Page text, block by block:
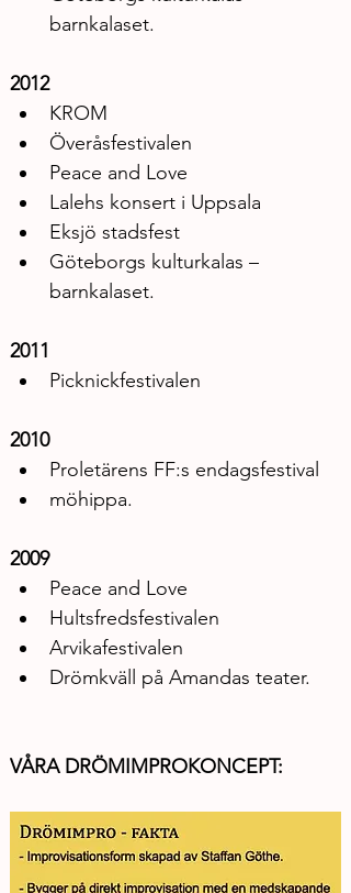
barnkalaset.
2012
KROM
Överåsfestivalen
Peace and Love
Lalehs konsert i Uppsala
Eksjö stadsfest
Göteborgs kulturkalas –
barnkalaset.
2011
Picknickfestivalen
2010
Proletärens FF:s endagsfestival
möhippa.
2009
Peace and Love
Hultsfredsfestivalen
Arvikafestivalen
Drömkväll på Amandas teater.
VÅRA DRÖMIMPROKONCEPT: